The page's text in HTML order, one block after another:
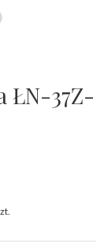
ŁN-37Z-